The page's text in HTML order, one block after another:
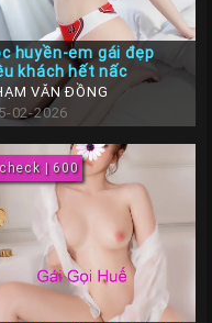
huyền-em gái đẹp
khách hết nấc
VĂN ĐỒNG
02-2026
| 600